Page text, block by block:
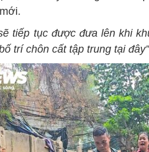
tiếp tục được đưa lên khi
trí chôn cất tập trung tại đây”